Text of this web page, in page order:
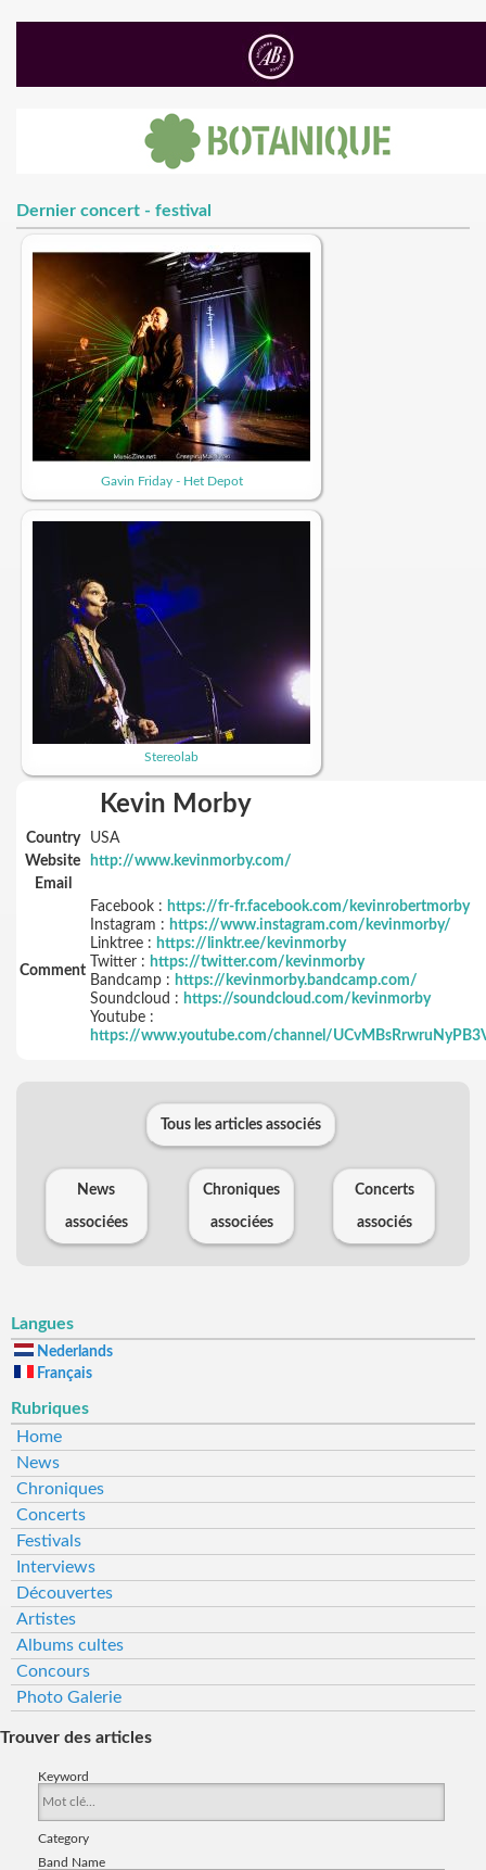
Dernier concert - festival
Gavin Friday - Het Depot
Stereolab
Kevin Morby
Country
USA
Website
http://www.kevinmorby.com/
Email
Comment
Facebook : https://fr-fr.facebook.com/kevinrobertmorby
Instagram : https://www.instagram.com/kevinmorby/
Linktree : https://linktr.ee/kevinmorby
Twitter : https://twitter.com/kevinmorby
Bandcamp : https://kevinmorby.bandcamp.com/
Soundcloud : https://soundcloud.com/kevinmorby
Youtube :
https://www.youtube.com/channel/
Tous les articles associés
News
associées
Chroniques
associées
Concerts
associés
Langues
Nederlands
Français
Rubriques
Home
News
Chroniques
Concerts
Festivals
Interviews
Découvertes
Artistes
Albums cultes
Concours
Photo Galerie
Trouver des articles
Keyword
Category
Band Name